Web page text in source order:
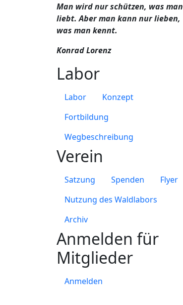
Man wird nur schützen, was man
liebt. Aber man kann nur lieben,
was man kennt.
Konrad Lorenz
Labor
Labor
Konzept
Fortbildung
Wegbeschreibung
Verein
Satzung Spenden
Flyer
Nutzung des Waldlabors
Archiv
Anmelden für
Mitglieder
Anmelden